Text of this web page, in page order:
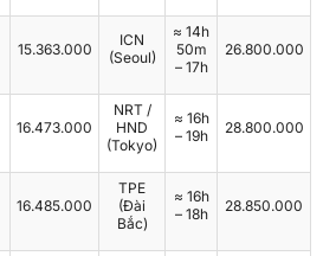
15.363.000
ICN
(Seoul)
≈ 14h
50m
– 17h
26.800.000
16.473.000
NRT /
HND
(Tokyo)
≈ 16h
– 19h
28.800.000
16.485.000
TPE
(Đài
Bắc)
≈ 16h
– 18h
28.850.000